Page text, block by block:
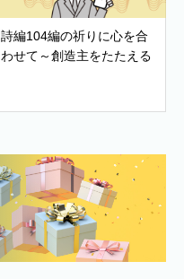
詩編104編の祈りに心を合
わせて～創造主をたたえる